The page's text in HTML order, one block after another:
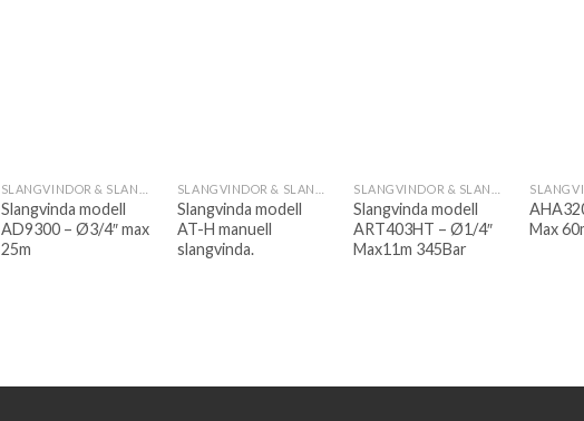
Slangvinda modell
AD9300 – Ø3/4″ max
25m
Slangvinda modell
AT-H manuell
slangvinda.
Slangvinda modell
ART403HT – Ø1/4″
Max11m 345Bar
Max